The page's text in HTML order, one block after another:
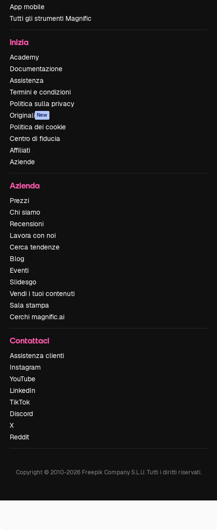
App mobile
Tutti gli strumenti Magnific
Inizia
Academy
Documentazione
Assistenza
Termini e condizioni
Politica sulla privacy
Originali New
Politica dei cookie
Centro di fiducia
Affiliati
Aziende
Azienda
Prezzi
Chi siamo
Recensioni
Lavora con noi
Cerca tendenze
Blog
Eventi
Slidesgo
Vendi i tuoi contenuti
Sala stampa
Cerchi magnific.ai
Contattaci
Assistenza clienti
Instagram
YouTube
LinkedIn
TikTok
Discord
X
Reddit
Copyright © 2010-2026Freepik Company S.L.U. Tutti i diritti riservati.